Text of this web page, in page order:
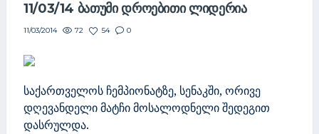
11/03/14 ᲑᲐᲗᲣᲛᲘ ᲓᲠᲝᲔᲑᲘᲗᲘ ᲚᲘᲓᲔᲠᲘᲐ
11/03/2014 72 54 0
საქართველოს ჩემპიონატზე, სენაკში, ორივე
დღევანდელი მატჩი მოსალოდნელი შედეგით
დასრულდა.